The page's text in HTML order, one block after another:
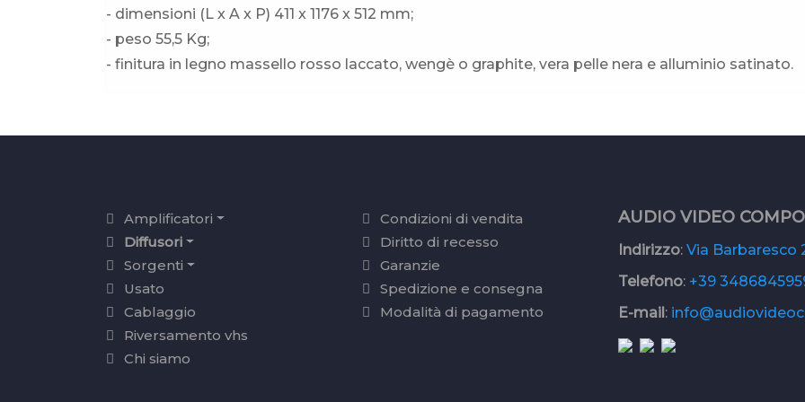
- dimensioni (L x A x P) 411 x 1176 x 512 mm;
- peso 55,5 Kg;
- finitura in legno massello rosso laccato, wengè o graphite, vera pelle nera e alluminio satinato.
Amplificatori
Diffusori
Sorgenti
Usato
Cablaggio
Riversamento vhs
Chi siamo
Condizioni di vendita
Diritto di recesso
Garanzie
Spedizione e consegna
Modalità di pagamento
AUDIO VIDEO
Indirizzo: Via Barbaresco
Telefono: +39
E-mail: